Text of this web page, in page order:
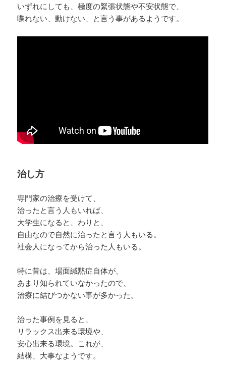
いずれにしても、極度の緊張状態や不安状態で、
喋れない、動けない、と言う事があるようです。
治し方
専門家の治療を受けて、
治ったと言う人もいれば、
大学生になると、わりと、
自由なので自然に治ったと言う人もいる。
社会人になってから治った人もいる。
特に昔は、場面緘黙症自体が、
あまり知られていなかったので、
治療に結びつかない事が多かった。
治った事例を見ると、
リラックス出来る環境や、
安心出来る環境。これが、
結構、大事なようです。